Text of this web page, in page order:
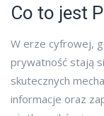
Co to jest
W erze cyfrowej,
prywatność stają
skutecznych
informacje oraz